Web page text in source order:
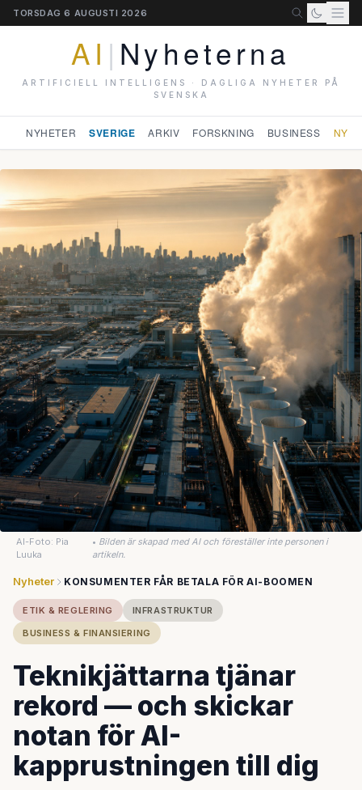
TORSDAG 6 AUGUSTI 2026
AI | Nyheterna
ARTIFICIELL INTELLIGENS · DAGLIGA NYHETER PÅ
SVENSKA
NYHETER SVERIGE ARKIV FORSKNING BUSINESS
AI-Foto: Pia
Luuka
• Bilden är skapad med AI och föreställer inte personen i
artikeln.
Nyheter KONSUMENTER FÅR BETALA FÖR AI-BOOMEN
ETIK & REGLERING
INFRASTRUKTUR
BUSINESS & FINANSIERING
Teknikjättarna tjänar
rekord — och skickar
notan för AI-
kapprustningen till dig